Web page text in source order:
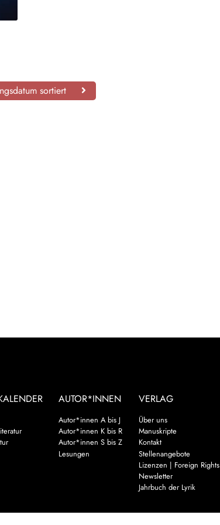
sortiert
AUTOR*INNEN
Autor*innen A bis J
Autor*innen K bis R
Autor*innen S bis Z
Lesungen
VERLAG
Über uns
Manuskripte
Kontakt
Stellenangebote
Lizenzen | Foreign Rights
Newsletter
Jahrbuch der Lyrik